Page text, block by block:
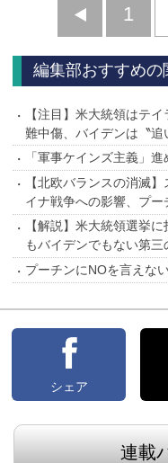
前
へ
1
編集部おすすめの
【注目】米大統領はテ
難中傷、バイデンは〝
「軍事ケインズ主義」
【北欧バランスの消滅
イナ戦争への影響、プー
【解説】米大統領選挙
もバイデンでもない第
プーチンにNOを言えな
シェア
連載